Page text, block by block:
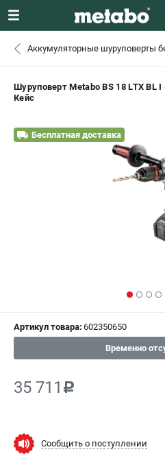
СРАВНЕНИЕ ( 0 )
ВХОД ИЛИ РЕГИСТРАЦИЯ
+7 (911) 360-06-14 | +7 (8112)
САНКТ-ПЕТЕРБУРГ
0 ₽
Аккумуляторные шуруповерты
Шуруповерт Metabo BS 18 LTX BL
Кейс
Бесплатная доставка
Артикул товара: 602350650
Временно
35 711 c
Сообщить о поступлении